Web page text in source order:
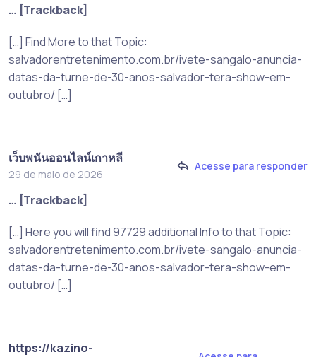
… [Trackback]
[…] Find More to that Topic:
salvadorentretenimento.com.br/ivete-sangalo-anuncia-
datas-da-turne-de-30-anos-salvador-tera-show-em-
outubro/ […]
เว็บพนันออนไลน์เกาหลี
29 de maio de 2026
Acesse para responder
… [Trackback]
[…] Here you will find 97729 additional Info to that Topic:
salvadorentretenimento.com.br/ivete-sangalo-anuncia-
datas-da-turne-de-30-anos-salvador-tera-show-em-
outubro/ […]
https://kazino-